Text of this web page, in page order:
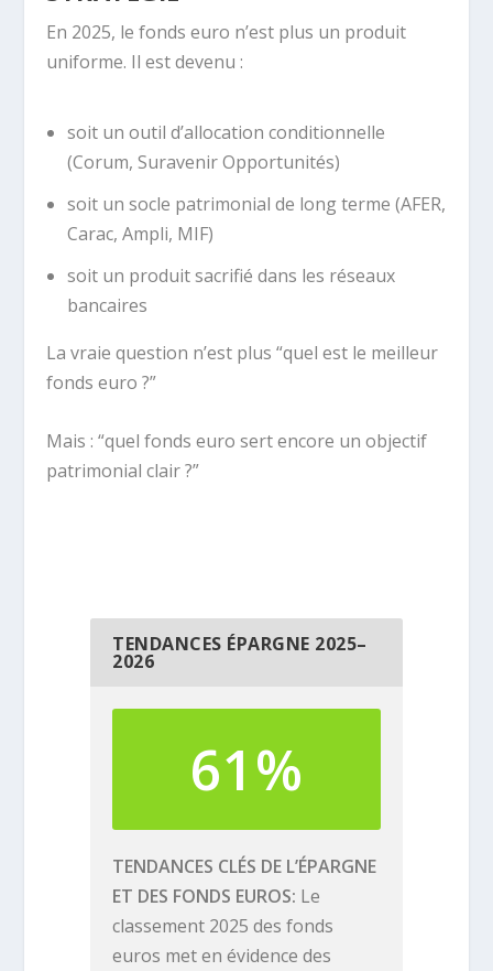
En 2025, le fonds euro n’est plus un produit
uniforme. Il est devenu :
soit un outil d’allocation conditionnelle
(Corum, Suravenir Opportunités)
soit un socle patrimonial de long terme (AFER,
Carac, Ampli, MIF)
soit un produit sacrifié dans les réseaux
bancaires
La vraie question n’est plus “quel est le meilleur
fonds euro ?”
Mais : “quel fonds euro sert encore un objectif
patrimonial clair ?”
TENDANCES ÉPARGNE 2025–
2026
61%
TENDANCES CLÉS DE L’ÉPARGNE
ET DES FONDS EUROS Le
classement 2025 des fonds
euros met en évidence des